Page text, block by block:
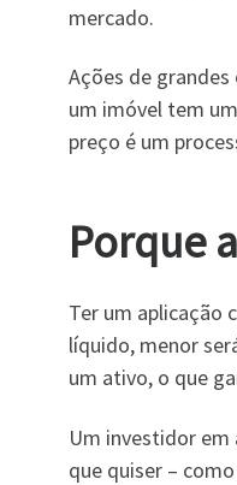
mercado.
Ações de
um imóvel tem
preço é um
Porque
Ter um aplicação
líquido, menor
um ativo, o que
Um investidor em
que quiser –